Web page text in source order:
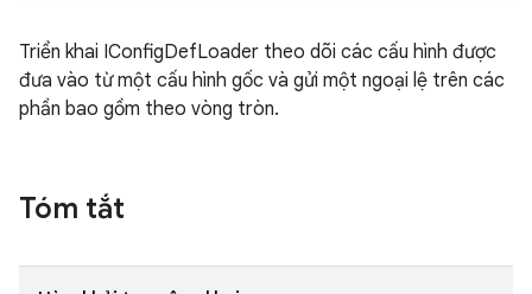
Triển khai IConfigDefLoader theo dõi các cấu hình được
đưa vào từ một cấu hình gốc và gửi một ngoại lệ trên các
phần bao gồm theo vòng tròn.
Tóm tắt